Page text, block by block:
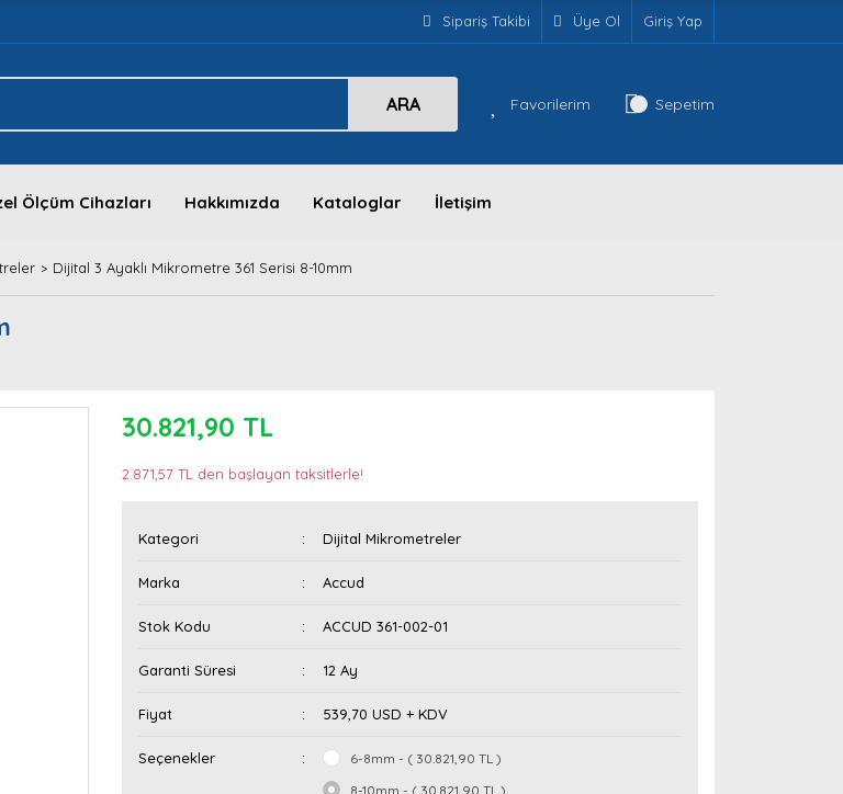
Sipariş Takibi Üye Ol Giriş Yap
ARA Favorilerim Sepetim
Ölçüm Cihazları Hakkımızda Kataloglar İletişim
Dijital 3 Ayaklı Mikrometre 361 Serisi 8-10mm
30.821,90 TL
2.871,57 TL den başlayan taksitlerle!
Kategori Dijital Mikrometreler
Marka Accud
Stok Kodu ACCUD 361-002-01
Garanti Süresi 12 Ay
Fiyat 539,70 USD + KDV
Seçenekler
6-8mm - ( 30.821,90 TL )
8-10mm - ( 30.821,90 TL )